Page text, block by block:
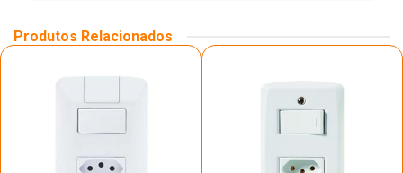
Produtos Relacionados